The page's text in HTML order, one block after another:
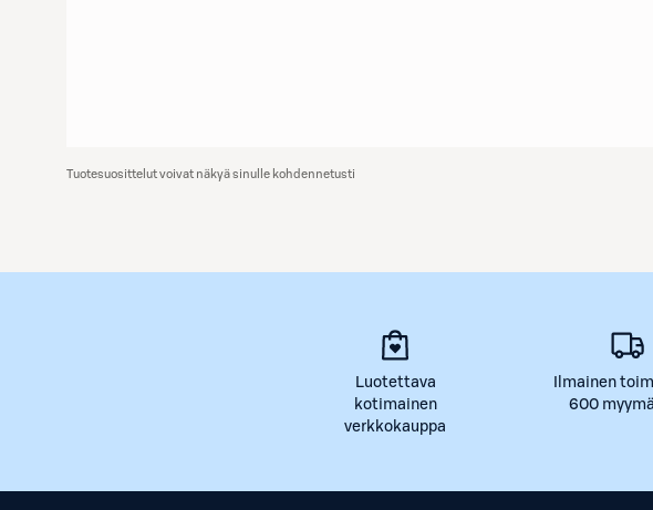
Tuotesuosittelut voivat näkyä sinulle kohdennetusti
Luotettava
kotimainen
verkkokauppa
Ilmainen
600